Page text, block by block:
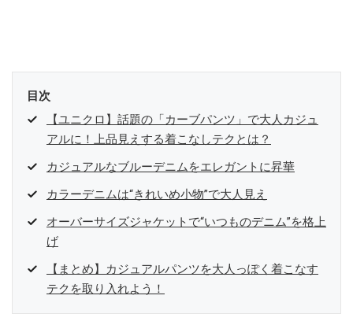
目次
【ユニクロ】話題の「カーブパンツ」で大人カジュ
アルに！上品見えする着こなしテクとは？
カジュアルなブルーデニムをエレガントに昇華
カラーデニムは“きれいめ小物”で大人見え
オーバーサイズジャケットで“いつものデニム”を格上
げ
【まとめ】カジュアルパンツを大人っぽく着こなす
テクを取り入れよう！